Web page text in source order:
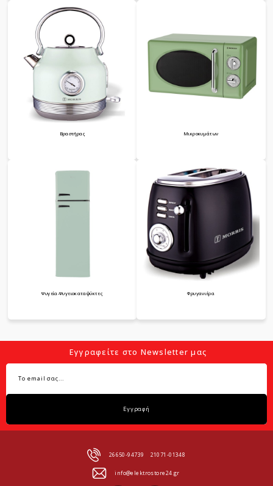
Βραστήρας Μικροκυμάτων
Ψυγεία-Ψυγειοκαταψύκτες Φρυγανιέρα
Εγγραφείτε στο Newsletter μας
Εγγραφή
26650-94739 21071-01348
info@elektrostore24.gr